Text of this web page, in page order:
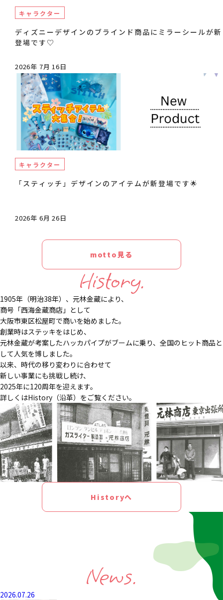
キャラクター
ディズニーデザインのブラインド商品にミラーシールが新
登場です♡
2026年 7月 16日
キャラクター
「スティッチ」デザインのアイテムが新登場です🌟
2026年 6月 26日
motto見る
History.
1905年（明治38年）、元林金蔵により、
商号「西海金蔵商店」として
大阪市東区松屋町で商いを始めました。
創業時はステッキをはじめ、
元林金蔵が考案したハッカパイプがブームに乗り、全国のヒット商品と
して人気を博しました。
以来、時代の移り変わりに合わせて
新しい事業にも挑戦し続け、
2025年に120周年を迎えます。
詳しくはHistory（沿革）をご覧ください。
Historyへ
News.
2026.07.26